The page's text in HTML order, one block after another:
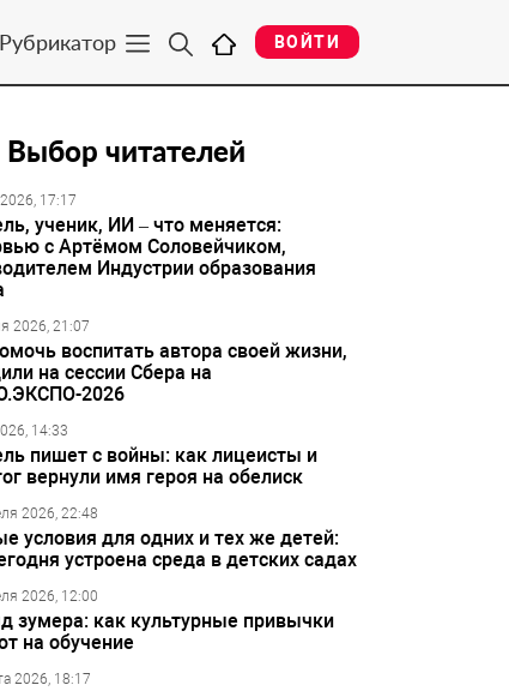
Рубрикатор ВОЙТИ
Выбор читателей
17:17
ученик, ИИ – что меняется:
с Артёмом Соловейчиком,
Индустрии образования
2026, 21:07
воспитать автора своей жизни,
на сессии Сбера на
2026
14:33
пишет с войны: как лицеисты и
вернули имя героя на обелиск
2026, 22:48
условия для одних и тех же детей:
устроена среда в детских садах
2026, 12:00
зумера: как культурные привычки
на обучение
2026, 18:17